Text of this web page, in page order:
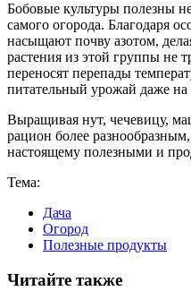
Бобовые культуры полезны
самого огорода. Благодаря
насыщают почву азотом,
растения из этой группы не
переносят перепады
питательный урожай даже на
Выращивая нут, чечевицу,
рацион более
настоящему полезными и
Тема:
Дача
Огород
Полезные продукты
Читайте также